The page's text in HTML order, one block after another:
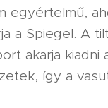
egyértelmű,
a Spiegel. A
akarja kiadni
így a